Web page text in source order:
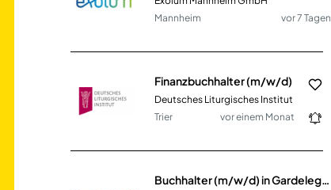
Mannheim
vor 7 Tagen
Finanzbuchhalter (m/w/d)
Deutsches Liturgisches Institut
Trier
vor einem Monat
Buchhalter (m/w/d) in Gardelegen in Vollzeit